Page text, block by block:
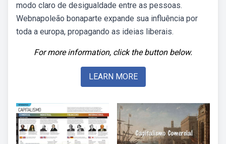
modo claro de desigualdade entre as pessoas.
Webnapoleão bonaparte expande sua influência por
toda a europa, propagando as ideias liberais.
For more information, click the button below.
LEARN MORE